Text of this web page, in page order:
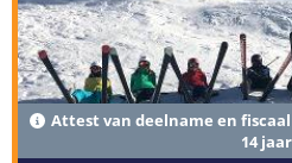
Attest van deelname en
14 jaar